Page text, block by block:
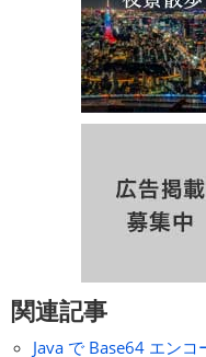
関連記事
Java で Base64 エン